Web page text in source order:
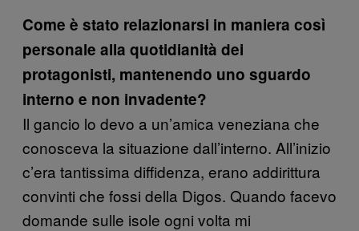
Come è stato relazionarsi in maniera così
personale alla quotidianità dei
protagonisti, mantenendo uno sguardo
interno e non invadente?
Il gancio lo devo a un’amica veneziana che
conosceva la situazione dall’interno. All’inizio
c’era tantissima diffidenza, erano addirittura
convinti che fossi della Digos. Quando facevo
domande sulle isole ogni volta mi